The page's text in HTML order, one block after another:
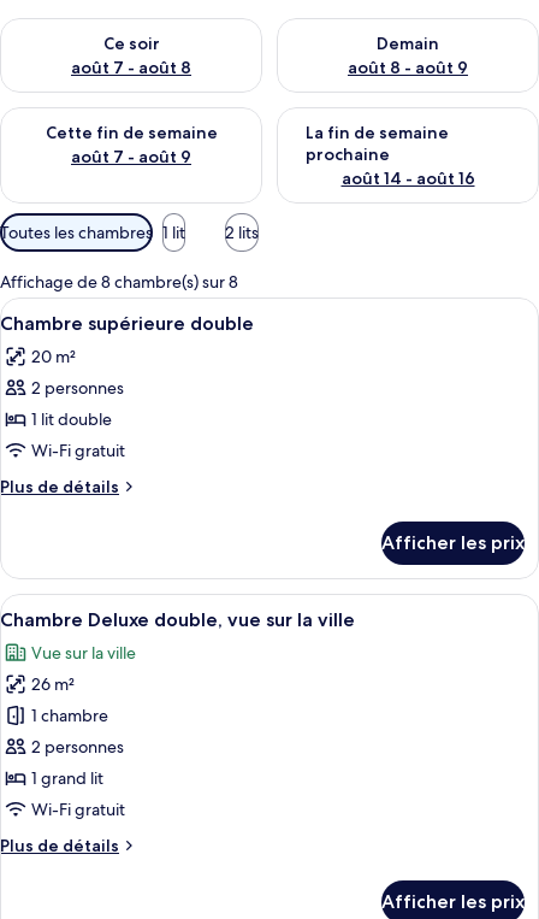
Ce soir
août 7 - août 8
Vérifier la disponibilité pour ce soir août 7 - août 8
Demain
août 8 - août 9
Vérifier la disponibilité pour
Cette fin de semaine
août 7 - août 9
Vérifier la disponibilité pour cette fin de semaine août 7 -
La fin de semaine
prochaine
août 14 - août 16
Vérifier la disponibilité pour
Filtres
disponibles
pour
les
chambres
Toutes les chambres 1 lit 2 lits
Affichage de 8 chambre(s) sur 8
Afficher
toutes
les
photos
pour
ce
type
de
Chambre
supérieure
double
Une chambre d’hôtel avec un
6
Chambre supérieure double
20 m²
2 personnes
1 lit double
Wi-Fi gratuit
Plus de détails
Plus
Chambre
supérieure
double
Afficher les prix
Afficher
toutes
les
photos
pour
ce
type
de
chambre :
Chambre
Chambre Deluxe double, vue sur la
6
Chambre Deluxe double, vue sur la ville
Vue sur la ville
26 m²
1 chambre
2 personnes
1 grand lit
Wi-Fi gratuit
Plus de détails
Plus
Afficher les prix